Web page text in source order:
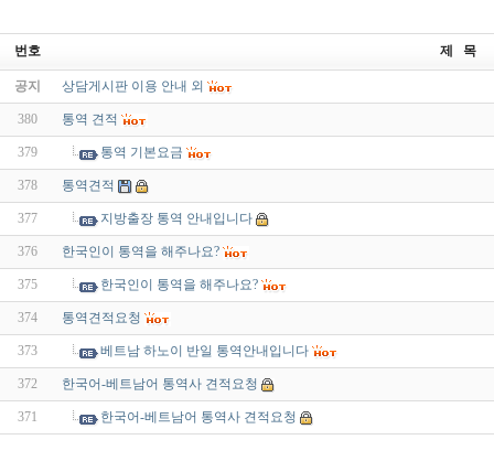
번호 제 목
공지 상담게시판 이용 안내 외
380 통역 견적
379 통역 기본요금
378 통역견적
377 지방출장 통역 안내입니다
376 한국인이 통역을 해주나요?
375 한국인이 통역을 해주나요?
374 통역견적요청
373 베트남 하노이 반일 통역안내입니다
372 한국어-베트남어 통역사 견적요청
371 한국어-베트남어 통역사 견적요청